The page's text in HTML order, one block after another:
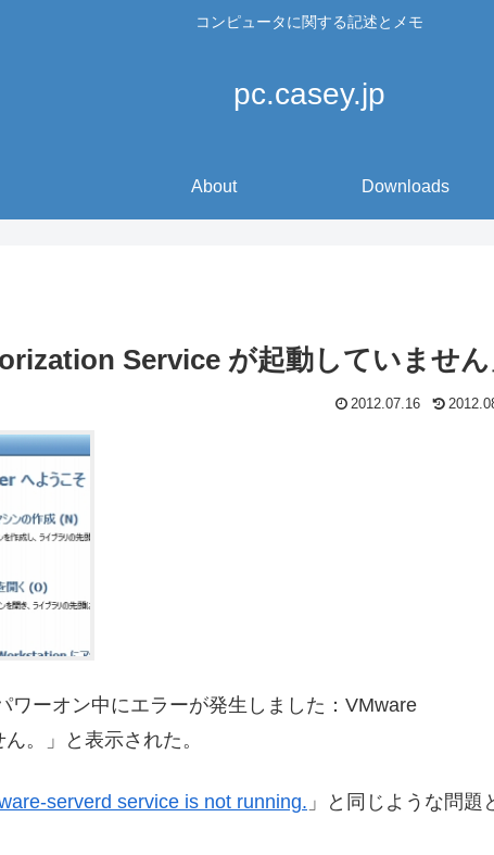
コンピュータに関する記述とメモ
pc.casey.jp
About Downloads
Service が起動していません
2012.07.16
ワーオン中にエラーが発生しました：VMware
。」と表示された。
serverd service is not running. 」と同じような問題